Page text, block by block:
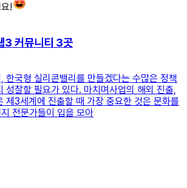
!
3 커뮤니티 3곳
한국형 실리콘밸리를 만들겠다는 수많은 정책
성찰할 필요가 있다. 마치며사업의 해외 진출,
제3세계에 진출할 때 가장 중요한 것은 문화를
전문가들이 입을 모아